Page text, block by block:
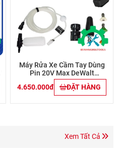
Máy Rửa Xe Cầm Tay Dùng
Pin 20V Max DeWalt
DCPW550B (Chưa Pin & Sạc)
4.650.000đ ĐẶT HÀNG
Xem Tất Cả